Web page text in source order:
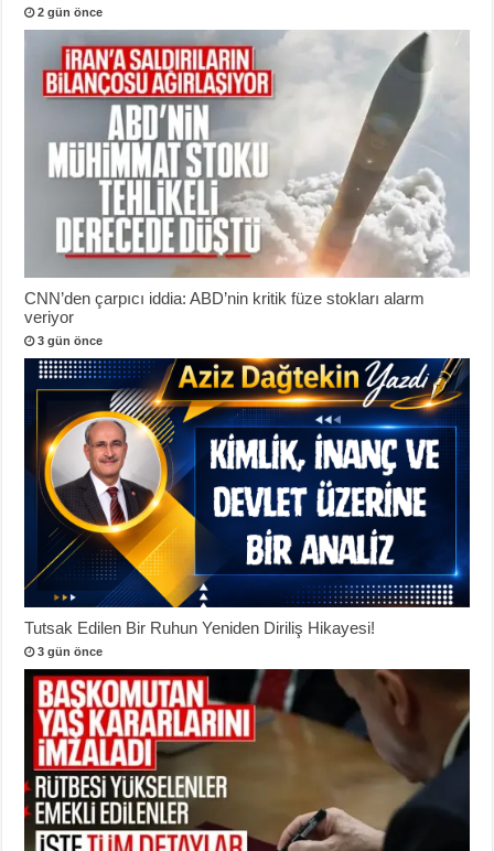
2 gün önce
CNN’den çarpıcı iddia: ABD’nin kritik füze stokları alarm
veriyor
3 gün önce
Tutsak Edilen Bir Ruhun Yeniden Diriliş Hikayesi!
3 gün önce